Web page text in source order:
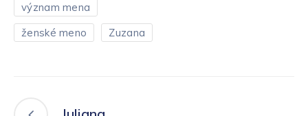
význam mena
ženské meno
Zuzana